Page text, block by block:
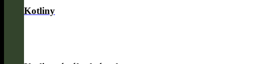
Kotliny